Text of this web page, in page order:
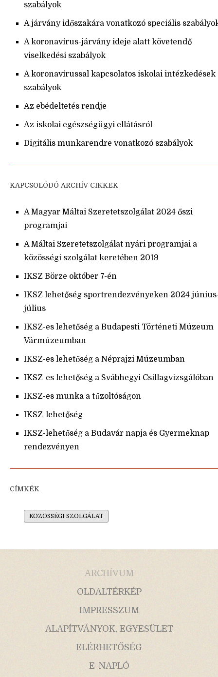
szabályok
A járvány időszakára vonatkozó speciális
A koronavírus-járvány ideje alatt követendő
viselkedési szabályok
A koronavírussal kapcsolatos iskolai intézkedések
szabályok
Az ebédeltetés rendje
Az iskolai egészségügyi ellátásról
Digitális munkarendre vonatkozó szabályok
KAPCSOLÓDÓ ARCHÍV CIKKEK
A Magyar Máltai Szeretetszolgálat 2024 őszi
programjai
A Máltai Szeretetszolgálat nyári programjai a
közösségi szolgálat keretében 2019
IKSZ Börze október 7-én
IKSZ lehetőség sportrendezvényeken 2024
július
IKSZ-es lehetőség a Budapesti Történeti Múzeum
Vármúzeumban
IKSZ-es lehetőség a Néprajzi Múzeumban
IKSZ-es lehetőség a Svábhegyi Csillagvizsgálóban
IKSZ-es munka a tűzoltóságon
IKSZ-lehetőség
IKSZ-lehetőség a Budavár napja és Gyermeknap
rendezvényen
CÍMKÉK
KÖZÖSSÉGI SZOLGÁLAT
ARCHÍVUM
OLDALTÉRKÉP
IMPRESSZUM
ALAPÍTVÁNYOK, EGYESÜLET
ELÉRHETŐSÉG
E-NAPLÓ